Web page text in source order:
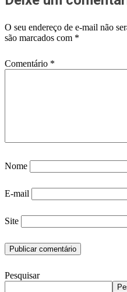
O seu endereço de e-mail não
são marcados com *
Comentário *
Nome
E-mail
Site
Pesquisar